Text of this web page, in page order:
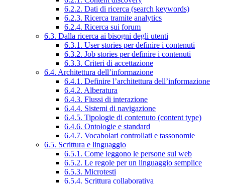
6.2.2. Dati di ricerca (search keywords)
6.2.3. Ricerca tramite analytics
6.2.4. Ricerca sui forum
6.3. Dalla ricerca ai bisogni degli utenti
6.3.1. User stories per definire i contenuti
6.3.2. Job stories per definire i contenuti
6.3.3. Criteri di accettazione
6.4. Architettura dell’informazione
6.4.1. Definire l’architettura dell’informazione
6.4.2. Alberatura
6.4.3. Flussi di interazione
6.4.4. Sistemi di navigazione
6.4.5. Tipologie di contenuto (content type)
6.4.6. Ontologie e standard
6.4.7. Vocabolari controllati e tassonomie
6.5. Scrittura e linguaggio
6.5.1. Come leggono le persone sul web
6.5.2. Le regole per un linguaggio semplice
6.5.3. Microtesti
6.5.4. Scrittura collaborativa